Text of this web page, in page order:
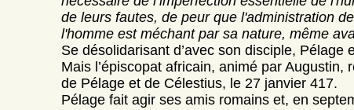
de leurs fautes, de peur que l'administration
l'homme est méchant par sa nature, même
Se désolidarisant d’avec son disciple,
Mais l’épiscopat africain, animé par
de Pélage et de Célestius, le 27 janvier 417.
Pélage fait agir ses amis romains et, en